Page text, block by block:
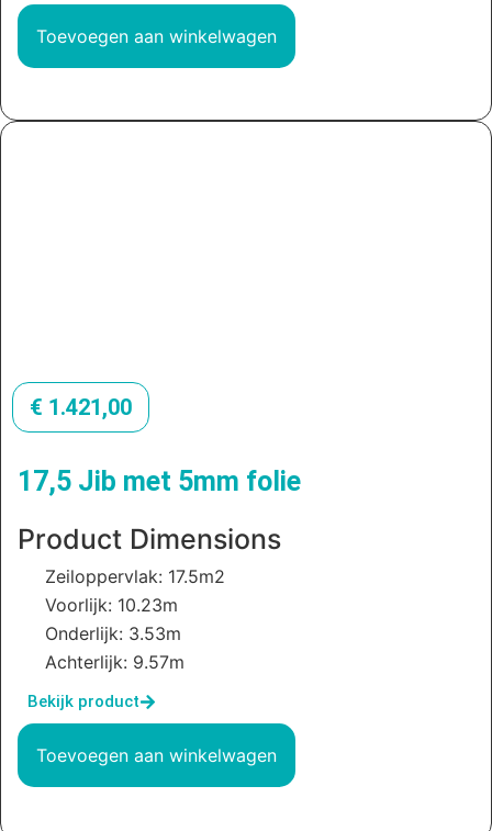
Toevoegen aan winkelwagen
€ 1.421,00
17,5 Jib met 5mm folie
Product Dimensions
Zeiloppervlak: 17.5m2
Voorlijk: 10.23m
Onderlijk: 3.53m
Achterlijk: 9.57m
Bekijk product
Toevoegen aan winkelwagen